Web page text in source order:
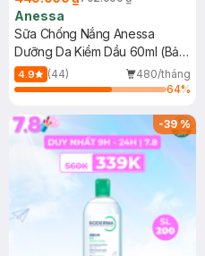
Anessa
Sữa Chống Nắng Anessa
Dưỡng Da Kiềm Dầu 60ml (Bản
Mới)
4.9 (44)
480/tháng
64%
-39%